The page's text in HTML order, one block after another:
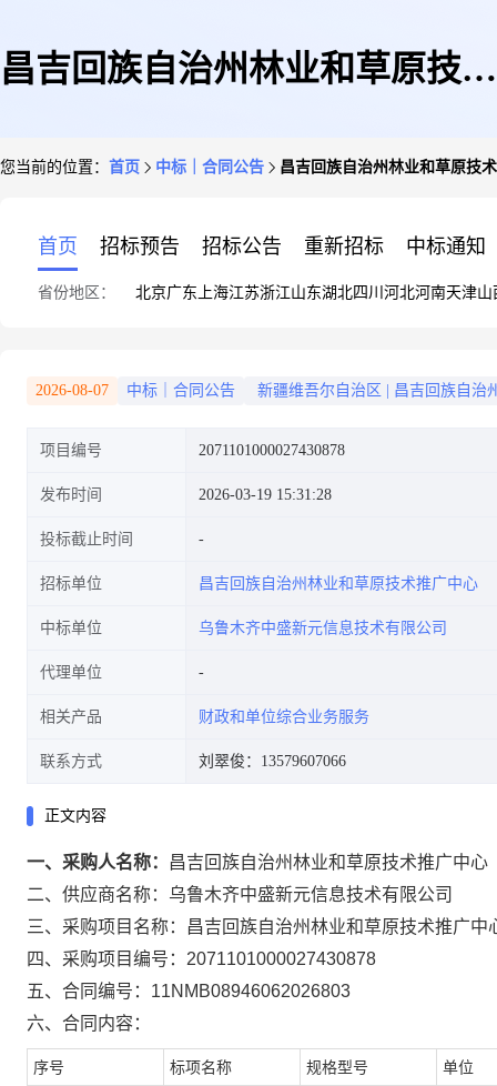
昌吉回族自治州林业和草原技术
您当前的位置： 首页 中标｜合同公告 昌吉回族自治州林业和草原技
首页 招标预告 招标公告 重新招标 中标通知
省份地区： 北京广东 上海江苏浙江山东湖北四川 河北河南天津山
2026-08-07 中标｜合同公告 新疆维吾尔自治区 昌吉回族自治
项目编号 2071101000027430878
发布时间 2026-03-19 15:31:28
投标截止时间
招标单位 昌吉回族自治州林业和草原技术推广中心
中标单位 乌鲁木齐中盛新元信息技术有限公司
代理单位
相关产品 财政和单位综合业务服务
联系方式 刘翠俊：13579607066
正文内容
一、采购人名称：
昌吉回族自治州林业和草原技术推广中心
二、供应商名称： 乌鲁木齐中盛新元信息技术有限公司
三、采购项目名称：
昌吉回族自治州林业和草原技术推广中
四、采购项目编号： 2071101000027430878
五、合同编号： 11NMB08946062026803
六、合同内容：
序号 标项名称 规格型号 单位